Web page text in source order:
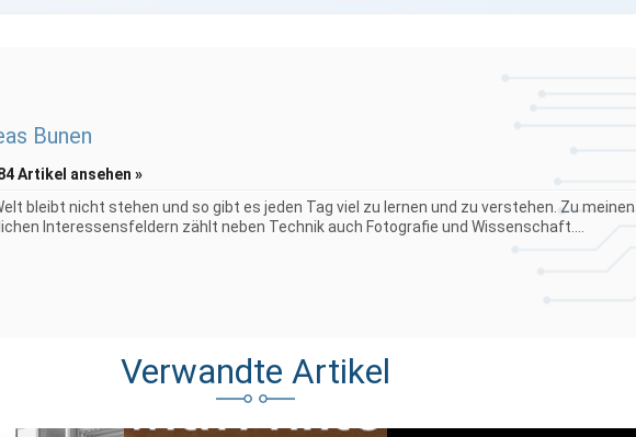
Bunen
Artikel ansehen »
bleibt nicht stehen und so gibt es jeden Tag viel zu lernen und zu verstehen. Zu meinen
Interessensfeldern zählt neben Technik auch Fotografie und Wissenschaft....
Verwandte Artikel